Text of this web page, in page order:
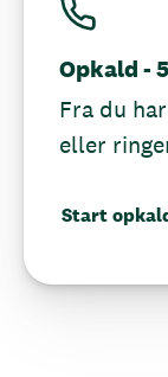
Opkald -
Fra du
eller
Start